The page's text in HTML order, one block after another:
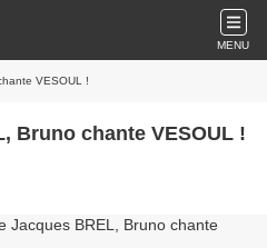
MENU
VESOUL !
Bruno chante VESOUL !